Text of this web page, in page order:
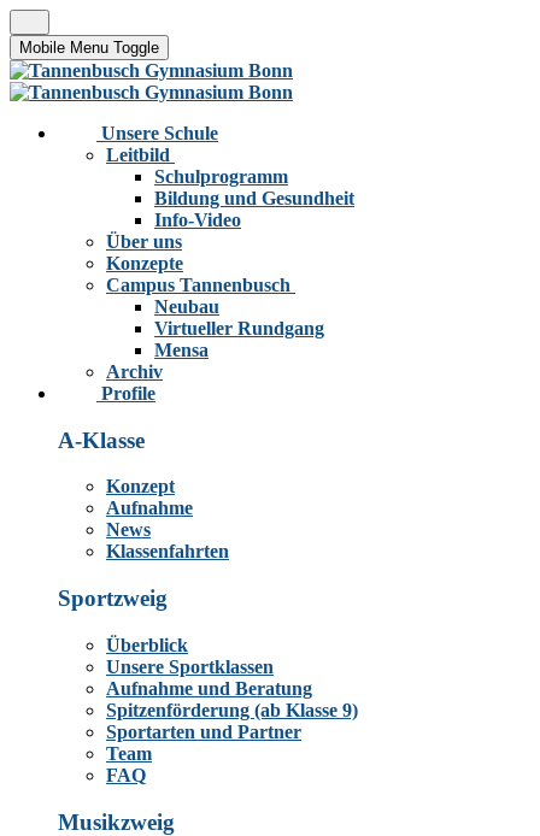
Mobile Menu Toggle
Unsere Schule
Leitbild
Schulprogramm
Bildung und Gesundheit
Info-Video
Über uns
Konzepte
Campus Tannenbusch
Neubau
Virtueller Rundgang
Mensa
Archiv
Profile
A-Klasse
Konzept
Aufnahme
News
Klassenfahrten
Sportzweig
Überblick
Unsere Sportklassen
Aufnahme und Beratung
Spitzenförderung (ab Klasse 9)
Sportarten und Partner
Team
FAQ
Musikzweig